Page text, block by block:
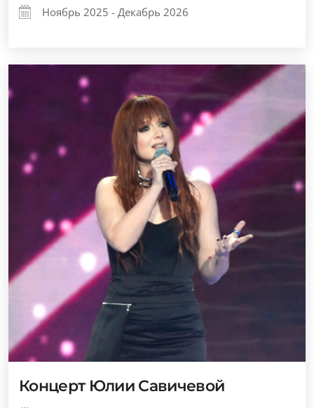
Ноябрь 2025 - Декабрь 2026
Концерт Юлии Савичевой